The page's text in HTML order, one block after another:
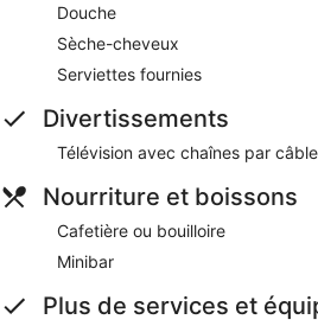
Douche
Sèche-cheveux
Serviettes fournies
Divertissements
Télévision avec chaînes par câble
Nourriture et boissons
Cafetière ou bouilloire
Minibar
Plus de services et